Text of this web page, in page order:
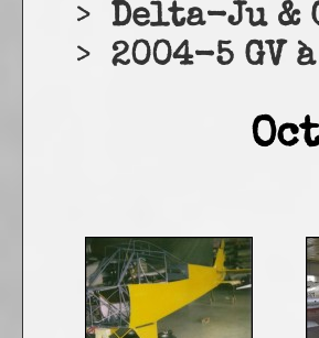
> Delta-Ju &
> 2004-5 GV